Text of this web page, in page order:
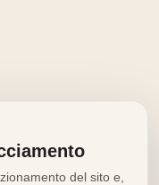
del sito e,